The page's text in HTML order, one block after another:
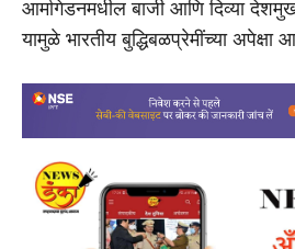
आर्मागेडनमधील बाजी आणि दिव्या
यामुळे भारतीय बुद्धिबळप्रेमींच्या